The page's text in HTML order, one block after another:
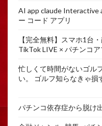
AI app claude
ー コード アプリ
【完全無料】スマホ1台
TikTok LIVE × パチンコア
忙しくて時間がないゴル
い。 ゴルフ知らなきゃ損
パチンコ依存症から脱け